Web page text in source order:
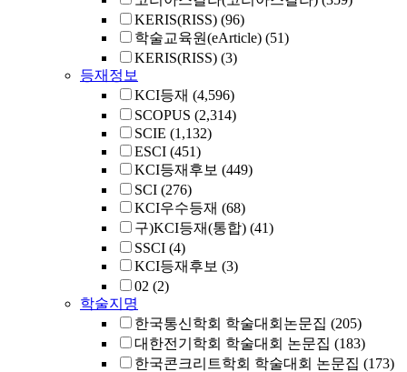
KERIS(RISS) (96)
학술교육원(eArticle) (51)
KERIS(RISS) (3)
등재정보
KCI등재 (4,596)
SCOPUS (2,314)
SCIE (1,132)
ESCI (451)
KCI등재후보 (449)
SCI (276)
KCI우수등재 (68)
구)KCI등재(통합) (41)
SSCI (4)
KCI등재후보 (3)
02 (2)
학술지명
한국통신학회 학술대회논문집 (205)
대한전기학회 학술대회 논문집 (183)
한국콘크리트학회 학술대회 논문집 (173)